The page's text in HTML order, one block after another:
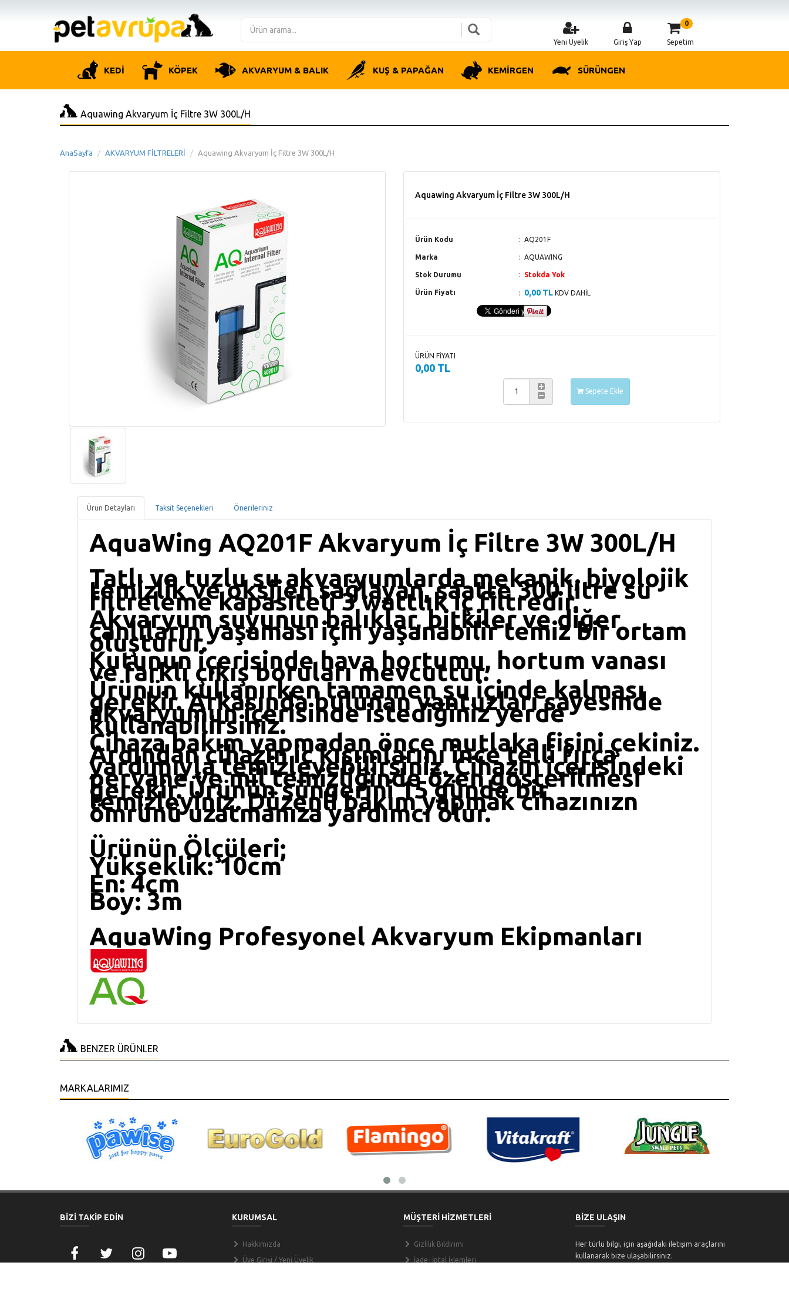
Yeni Üyelik Giriş Yap
0
Sepetim
KEDİ KÖPEK AKVARYUM & BALIK KUŞ & PAPAĞAN KEMİRGEN SÜRÜNGEN
Aquawing Akvaryum İç Filtre 3W 300L/H
AnaSayfa AKVARYUM FİLTRELERİ Aquawing Akvaryum İç Filtre 3W 300L/H
Aquawing Akvaryum İç Filtre 3W 300L/H
Ürün Kodu AQ201F
Marka AQUAWING
Stok Durumu Stokda Yok
Ürün Fiyatı 0,00 TLKDV DAHİL
ÜRÜN FİYATI
0,00 TL
Sepete Ekle
Ürün Detayları Taksit Seçenekleri Önerileriniz
AquaWing AQ201F Akvaryum İç Filtre 3W 300L/H
Tatlı ve tuzlu su akvaryumlarda mekanik, biyolojik
temizlik ve oksijen sağlayan, saatte 300 litre su
filtreleme kapasiteli 3 wattlık iç filtredir.
Akvaryum suyunun balıklar, bitkiler ve diğer
canlıların yaşaması için yaşanabilir temiz bir ortam
oluşturur.
Kutunun içerisinde hava hortumu, hortum vanası
ve farklı çıkış boruları mevcuttur.
Ürünün kullanırken tamamen su içinde kalması
gerekir. Arkasında bulunan vantuzları sayesinde
akvaryumun içerisinde istediğiniz yerde
kullanabilirsiniz.
Cihaza bakım yapmadan önce mutlaka fişini çekiniz.
Ardından cihazın iç kısımlarını ince telli fırça
yardımıyla temizleyebilirsiniz. Cihazın içerisindeki
pervane ve mil temizliğinde özen gösterilmesi
gerekir. Ürünün süngerini 15 günde bir
temizleyiniz. Düzenli bakım yapmak cihazınızn
ömrünü uzatmanıza yardımcı olur.
Ürünün Ölçüleri;
Yükseklik: 10cm
En: 4cm
Boy: 3m
AquaWing Profesyonel Akvaryum Ekipmanları
BENZER ÜRÜNLER
MARKALARIMIZ
BİZİ TAKİP EDİN KURUMSAL
Hakkımızda
Üye Girişi / Yeni Üyelik
MÜŞTERİ HİZMETLERİ
Gizlilik Bildirimi
İade- İptal İşlemleri
BİZE ULAŞIN
Her türlü bilgi, için aşağıdaki iletişim araçlarını
kullanarak bize ulaşabilirsiniz.